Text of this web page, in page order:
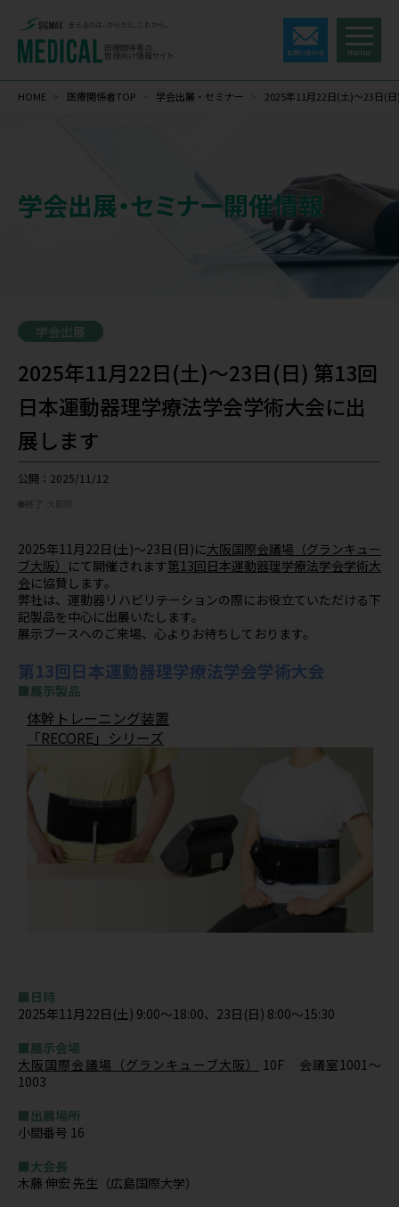
支えるのは、からだと、これから。
医療関係者の
皆様向け情報サイト
HOME > 医療関係者TOP > 学会出展・セミナー > 2025年11月22日(土)～23日(
学会出展・セミナー開催情報
学会出展
2025年11月22日(土)～23日(日) 第13回
日本運動器理学療法学会学術大会に出
展します
公開：2025/11/12
2025年11月22日(土)～23日(日)に大阪国際会議場（グランキュー
ブ大阪） にて開催されます第13回日本運動器理学療法学会学術大
会に協賛します。
弊社は、運動器リハビリテーションの際にお役立ていただける下
記製品を中心に出展いたします。
展示ブースへのご来場、心よりお待ちしております。
第13回日本運動器理学療法学会学術大会
■展示製品
体幹トレーニング装置
「RECORE」シリーズ
■日時
2025年11月22日(土) 9:00～18:00、23日(日) 8:00～15:30
■展示会場
大阪国際会議場（グランキューブ大阪）
10F 会議室1001～
1003
■出展場所
小間番号 16
■大会長
木藤 伸宏 先生（広島国際大学）